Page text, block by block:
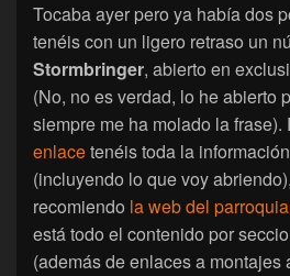
Tocaba ayer pero ya había dos
tenéis con un ligero retraso un
Stormbringer, abierto en
(No, no es verdad, lo he abierto
siempre me ha molado la frase).
enlacetenéis toda la
(incluyendo lo que voy
recomiendo la web del
está todo el contenido por
(además de enlaces a montajes